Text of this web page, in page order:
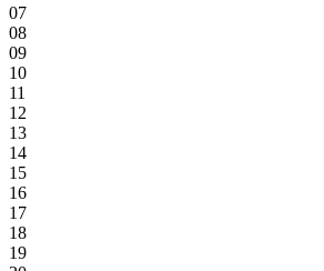
07
08
09
10
11
12
13
14
15
16
17
18
19